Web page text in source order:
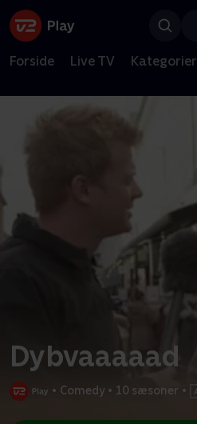
Forside Live TV Kategorier
Dybvaaaaad
• Comedy • 10 sæsoner •